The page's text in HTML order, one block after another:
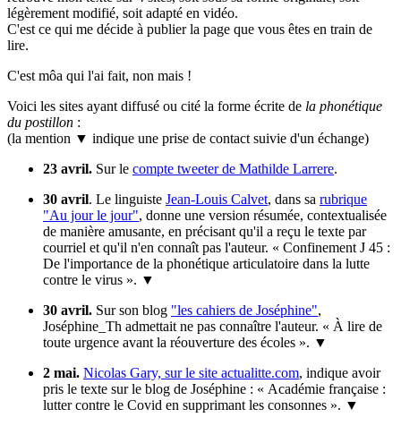
légèrement modifié, soit adapté en vidéo.
C'est ce qui me décide à publier la page que vous êtes en train de
lire.
C'est môa qui l'ai fait, non mais !
Voici les sites ayant diffusé ou cité la forme écrite de la phonétique
du postillon :
(la mention ▼ indique une prise de contact suivie d'un échange)
23 avril. Sur le compte tweeter de Mathilde Larrere.
30 avril. Le linguiste Jean-Louis Calvet, dans sa rubrique
"Au jour le jour", donne une version résumée, contextualisée
de manière amusante, en précisant qu'il a reçu le texte par
courriel et qu'il n'en connaît pas l'auteur. « Confinement J 45 :
De l'importance de la phonétique articulatoire dans la lutte
contre le virus ». ▼
30 avril. Sur son blog "les cahiers de Joséphine",
Joséphine_Th admettait ne pas connaître l'auteur. « À lire de
toute urgence avant la réouverture des écoles ». ▼
2 mai. Nicolas Gary, sur le site actualitte.com, indique avoir
pris le texte sur le blog de Joséphine : « Académie française :
lutter contre le Covid en supprimant les consonnes ». ▼